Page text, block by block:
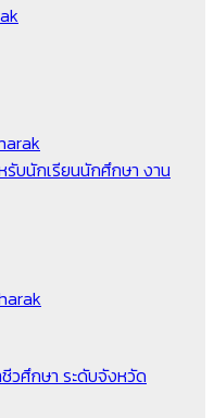
รับนักเรียนนักศึกษา งาน
วศึกษา ระดับจังหวัด